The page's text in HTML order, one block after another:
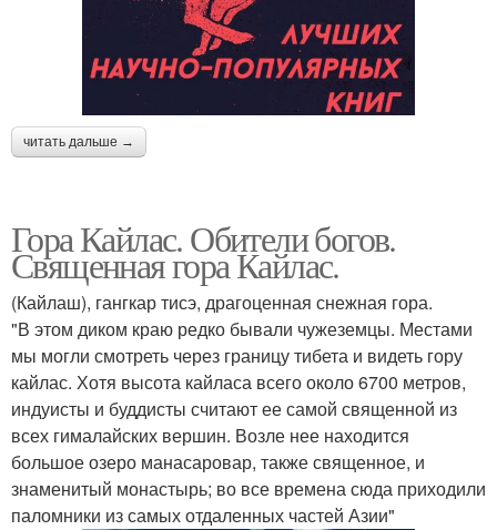
читать дальше →
Гора Кайлас. Обители богов.
Священная гора Кайлас.
(Кайлаш), гангкар тисэ, драгоценная снежная гора.
"В этом диком краю редко бывали чужеземцы. Местами
мы могли смотреть через границу тибета и видеть гору
кайлас. Хотя высота кайласа всего около 6700 метров,
индуисты и буддисты считают ее самой священной из
всех гималайских вершин. Возле нее находится
большое озеро манасаровар, также священное, и
знаменитый монастырь; во все времена сюда приходили
паломники из самых отдаленных частей Азии"